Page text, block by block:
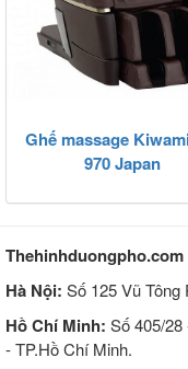
Ghế massage
970 Japan
Thehinhduongpho.com
Hà Nội: Số 125 Vũ Tông
Hồ Chí Minh: Số 405/
- TP.Hồ Chí Minh.